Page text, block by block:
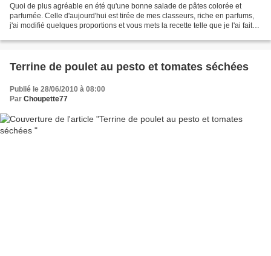
Quoi de plus agréable en été qu'une bonne salade de pâtes colorée et
parfumée. Celle d'aujourd'hui est tirée de mes classeurs, riche en parfums,
j'ai modifié quelques proportions et vous mets la recette telle que je l'ai faite.
Terrine de poulet au pesto et tomates séchées
Publié le 28/06/2010 à 08:00
Par Choupette77